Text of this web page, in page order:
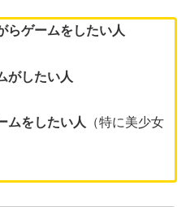
らゲームをしたい人
がしたい人
ムをしたい人
（特に美少女